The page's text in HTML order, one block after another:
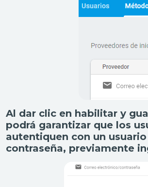
Al dar clic en habilitar y
podrá garantizar que los
autentiquen con un
contraseña, previamente